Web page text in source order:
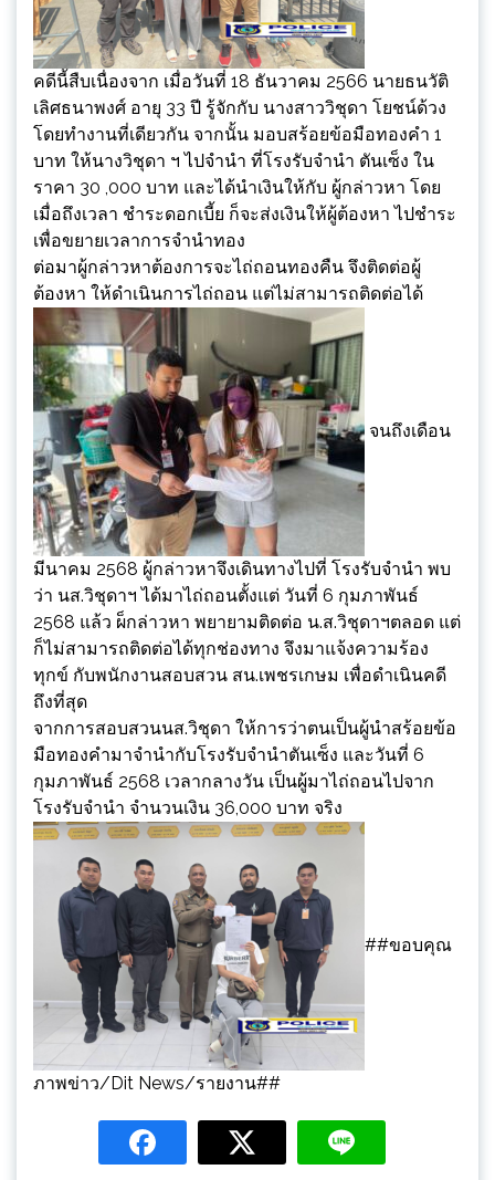
คดีนี้สืบเนื่องจาก เมื่อวันที่ 18 ธันวาคม 2566 นายธนวัติ
เลิศธนาพงศ์ อายุ 33 ปี รู้จักกับ นางสาววิชุดา โยชน์ด้วง
โดยทำงานที่เดียวกัน จากนั้น มอบสร้อยข้อมือทองคำ 1
บาท ให้นางวิชุดา ฯ ไปจำนำ ที่โรงรับจำนำ ตันเซ็ง ใน
ราคา 30 ,000 บาท และได้นำเงินให้กับ ผู้กล่าวหา โดย
เมื่อถึงเวลา ชำระดอกเบี้ย ก็จะส่งเงินให้ผู้ต้องหา ไปชำระ
เพื่อขยายเวลาการจำนำทอง
ต่อมาผู้กล่าวหาต้องการจะไถ่ถอนทองคืน จึงติดต่อผู้
ต้องหา ให้ดำเนินการไถ่ถอน แต่ไม่สามารถติดต่อได้
จนถึงเดือน
มีนาคม 2568 ผู้กล่าวหาจึงเดินทางไปที่ โรงรับจำนำ พบ
ว่า นส.วิชุดาฯ ได้มาไถ่ถอนตั้งแต่ วันที่ 6 กุมภาพันธ์
2568 แล้ว ผ็กล่าวหา พยายามติดต่อ น.ส.วิชุดาฯตลอด แต่
ก็ไม่สามารถติดต่อได้ทุกช่องทาง จึงมาแจ้งความร้อง
ทุกข์ กับพนักงานสอบสวน สน.เพชรเกษม เพื่อดำเนินคดี
ถึงที่สุด
จากการสอบสวนนส.วิชุดา ให้การว่าตนเป็นผู้นำสร้อยข้อ
มือทองคำมาจำนำกับโรงรับจำนำตันเซ็ง และวันที่ 6
กุมภาพันธ์ 2568 เวลากลางวัน เป็นผู้มาไถ่ถอนไปจาก
โรงรับจำนำ จำนวนเงิน 36,000 บาท จริง
##ขอบคุณ
ภาพข่าว/Dit News/รายงาน##